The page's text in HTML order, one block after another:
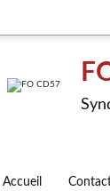
Accueil